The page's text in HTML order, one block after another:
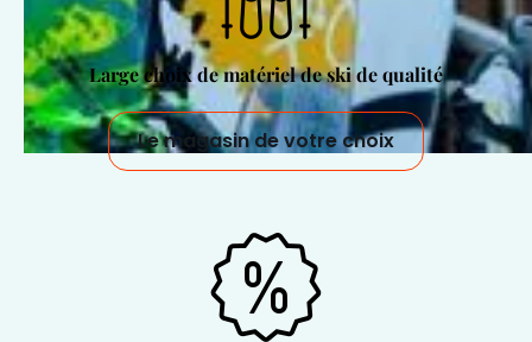
Large choix de matériel de ski de qualité
Le magasin de votre choix